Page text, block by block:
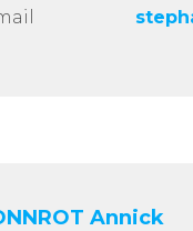
Annick